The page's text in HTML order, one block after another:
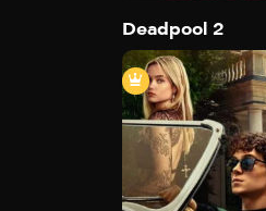
Deadpool 2
Juegos